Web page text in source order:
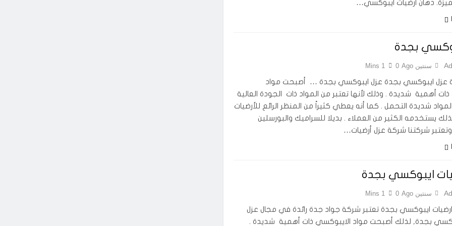
دهان ارضيات ايبوكسي…
بجدة
سنتين Ago 0
1 Mins
عزل ايبوكسي بجدة عزل ايبوكسي بجدة … أصبحت مواد
أهمية شديدة . وذلك لأنها تعتبر من المواد ذات الجودة العالية
شديدة التحمل . كما أنه يعطي كثيراً من المنظر الرائع للأرضيات
يستخدمه الكثير من العملاء . بديلا للسراميك والبورسلين
شركتنا شركة عزل أرضيات…
ايبوكسي بجدة
سنتين Ago 0
1 Mins
ايبوكسي بجدة تعتبر شركة جواد جدة رائدة في مجال عزل
بجدة, لذلك أصبحت مواد الايبوكسي ذات أهمية شديدة .